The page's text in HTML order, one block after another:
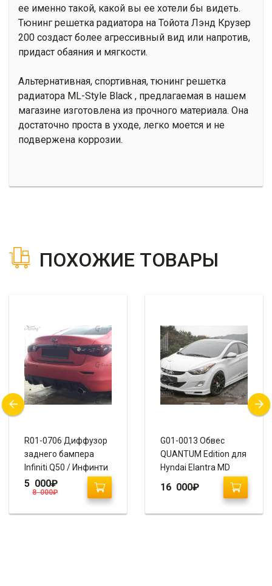
ее именно такой, какой вы ее хотели бы видеть.
Тюнинг решетка радиатора на Тойота Лэнд Крузер
200 создаст более агрессивный вид или напротив,
придаст обаяния и мягкости.
Альтернативная, спортивная, тюнинг решетка
радиатора ML-Style Black , предлагаемая в нашем
магазине изготовлена из прочного материала. Она
достаточно проста в уходе, легко моется и не
подвержена коррозии.
ПОХОЖИЕ ТОВАРЫ
R01-0706 Диффузор
заднего бампера
Infiniti Q50 / Инфинти
Q50
8 000₽
5 000₽
G01-0013 Обвес
QUANTUM Edition для
Hyndai Elantra MD
16 000₽